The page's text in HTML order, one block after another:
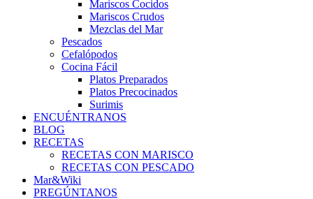
Mariscos Cocidos
Mariscos Crudos
Mezclas del Mar
Pescados
Cefalópodos
Cocina Fácil
Platos Preparados
Platos Precocinados
Surimis
ENCUÉNTRANOS
BLOG
RECETAS
RECETAS CON MARISCO
RECETAS CON PESCADO
Mar&Wiki
PREGÚNTANOS